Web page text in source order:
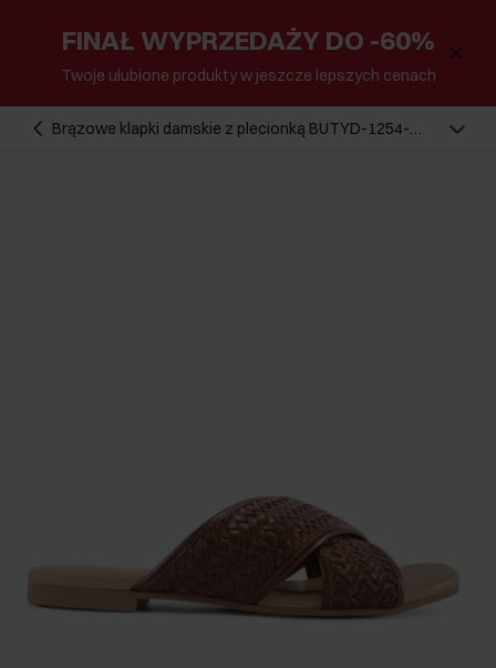
FINAŁ WYPRZEDAŻY DO -60%
Twoje ulubione produkty w jeszcze lepszych cenach
Brązowe klapki damskie z plecionką BUTYD-1254-